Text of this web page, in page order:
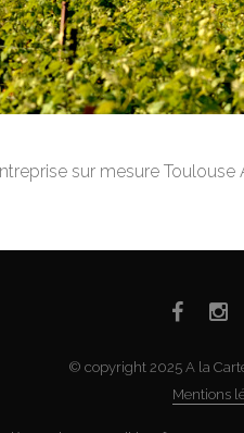
sur mesure Toulouse
© copyright 2025 A la
Mentions